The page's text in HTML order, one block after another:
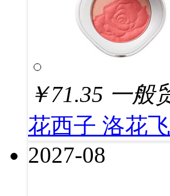
￥71.35 一般
花西子 洛花
2027-08